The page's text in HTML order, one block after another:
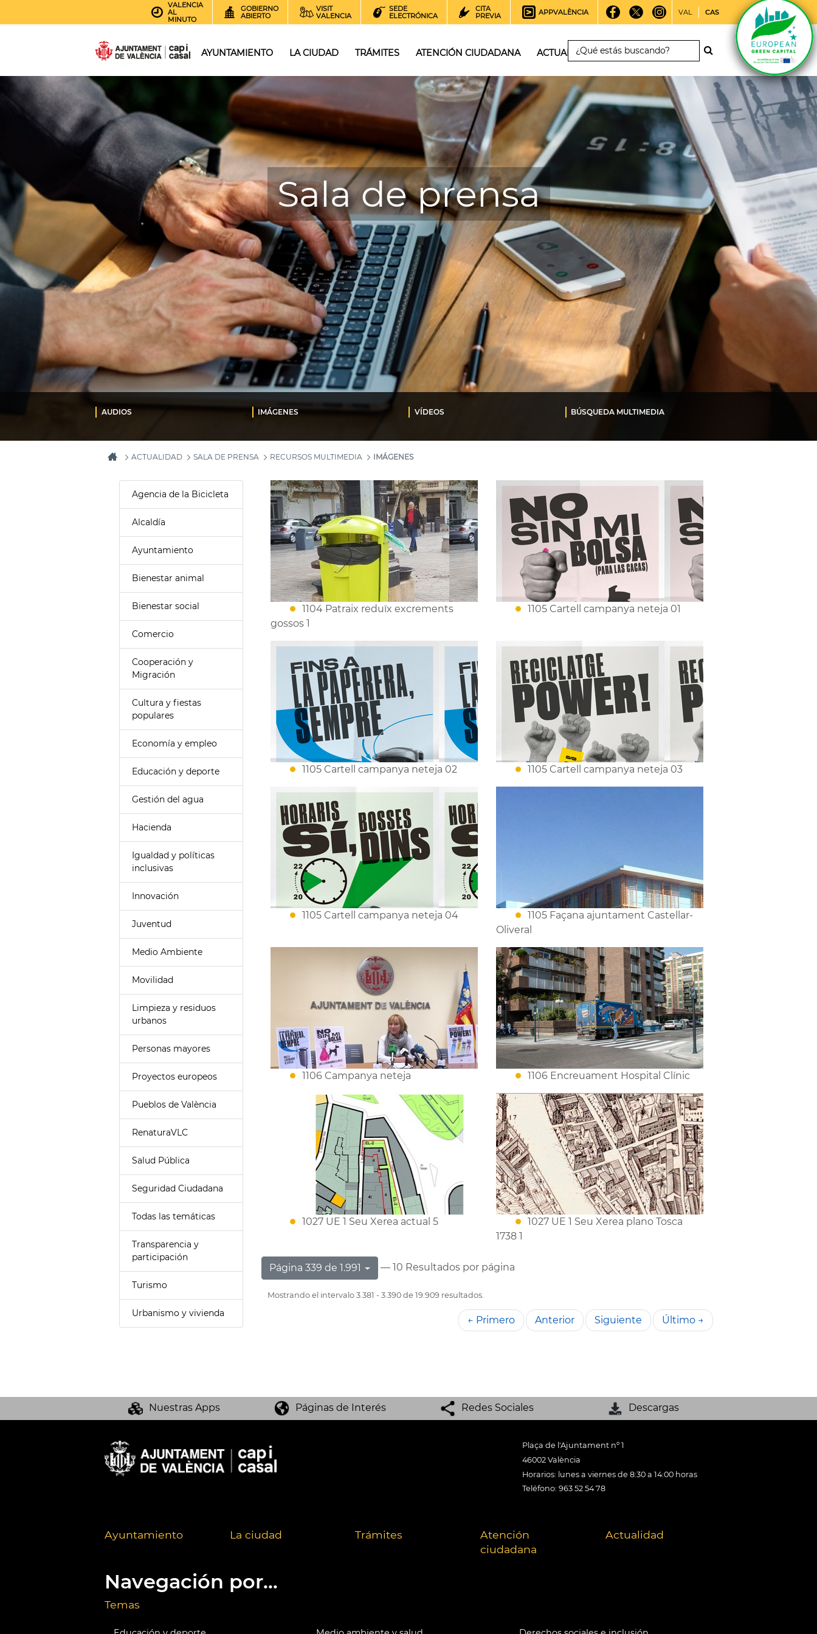
VALENCIA
AL
MINUTO
GOBIERNO
ABIERTO
VISIT
VALENCIA
SEDE
ELECTRÓNICA
CITA
PREVIA
APPVALÈNCIA VAL CAS
AYUNTAMIENTO LA CIUDAD TRÁMITES ATENCIÓN CIUDADANA ACTUALIDAD
Sala de prensa
AUDIOS IMÁGENES VÍDEOS BÚSQUEDA MULTIMEDIA
ACTUALIDAD SALA DE PRENSA RECURSOS MULTIMEDIA IMÁGENES
Agencia de la Bicicleta
Alcaldía
Ayuntamiento
Bienestar animal
Bienestar social
Comercio
Cooperación y
Migración
Cultura y fiestas
populares
Economía y empleo
Educación y deporte
Gestión del agua
Hacienda
Igualdad y políticas
inclusivas
Innovación
Juventud
Medio Ambiente
Movilidad
Limpieza y residuos
urbanos
Personas mayores
Proyectos europeos
Pueblos de València
RenaturaVLC
Salud Pública
Seguridad Ciudadana
Todas las temáticas
Transparencia y
participación
Turismo
Urbanismo y vivienda
1104 Patraix reduïx excrements
gossos 1
1105 Cartell campanya neteja 01
1105 Cartell campanya neteja 02 1105 Cartell campanya neteja 03
1105 Cartell campanya neteja 04
1105 Façana ajuntament Castellar-
Oliveral
1106 Campanya neteja 1106 Encreuament Hospital Clínic
1027 UE 1 Seu Xerea actual 5
1027 UE 1 Seu Xerea plano Tosca
1738 1
Página 339 de 1.991 — 10 Resultados por página
Mostrando el intervalo 3.381 - 3.390 de 19.909 resultados.
← Primero Anterior Siguiente Último →
Nuestras Apps Páginas de Interés Redes Sociales Descargas
Plaça de l'Ajuntament nº 1
46002 València
Horarios: lunes a viernes de 8:30 a 14:00 horas
Teléfono: 963 52 54 78
Ayuntamiento La ciudad Trámites
Atención
ciudadana
Actualidad
Navegación por...
Temas